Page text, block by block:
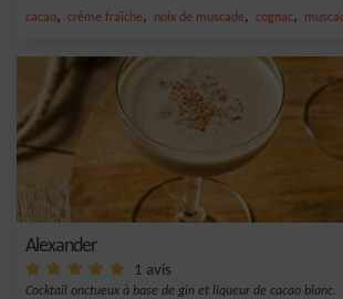
cacao, crème fraîche, noix de muscade, cognac,
Alexander
1 avis
Cocktail onctueux à base de gin et liqueur de cacao blanc.